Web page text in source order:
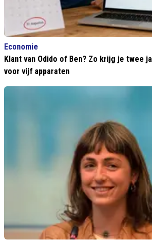
Economie
Klant van Odido of Ben? Zo krijg je twee
voor vijf apparaten